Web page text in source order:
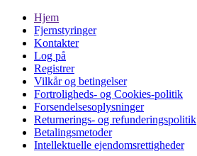
Hjem
Fjernstyringer
Kontakter
Log på
Registrer
Vilkår og betingelser
Fortroligheds- og Cookies-politik
Forsendelsesoplysninger
Returnerings- og refunderingspolitik
Betalingsmetoder
Intellektuelle ejendomsrettigheder